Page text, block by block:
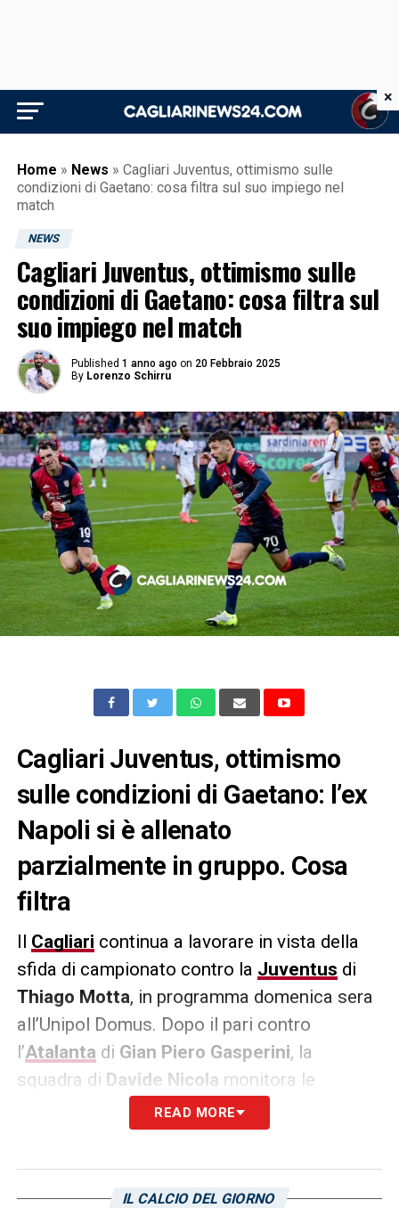
Home » News » Cagliari Juventus, ottimismo sulle
condizioni di Gaetano: cosa filtra sul suo impiego nel
match
NEWS
Cagliari Juventus, ottimismo sulle
condizioni di Gaetano: cosa filtra sul
suo impiego nel match
Published 1 anno ago on 20 Febbraio 2025
By Lorenzo Schirru
Cagliari Juventus, ottimismo
sulle condizioni di Gaetano: l’ex
Napoli si è allenato
parzialmente in gruppo. Cosa
filtra
Il Cagliari continua a lavorare in vista della
sfida di campionato contro la Juventus di
Thiago Motta, in programma domenica sera
all’Unipol Domus. Dopo il pari contro
l’Atalanta di Gian Piero Gasperini, la
squadra di Davide Nicola monitora le
Gianluca Gaetano
quanto riportato daL’Unione Sarda
della sessione di allenamento con il gruppo
READ MORE
IL CALCIO DEL GIORNO
×